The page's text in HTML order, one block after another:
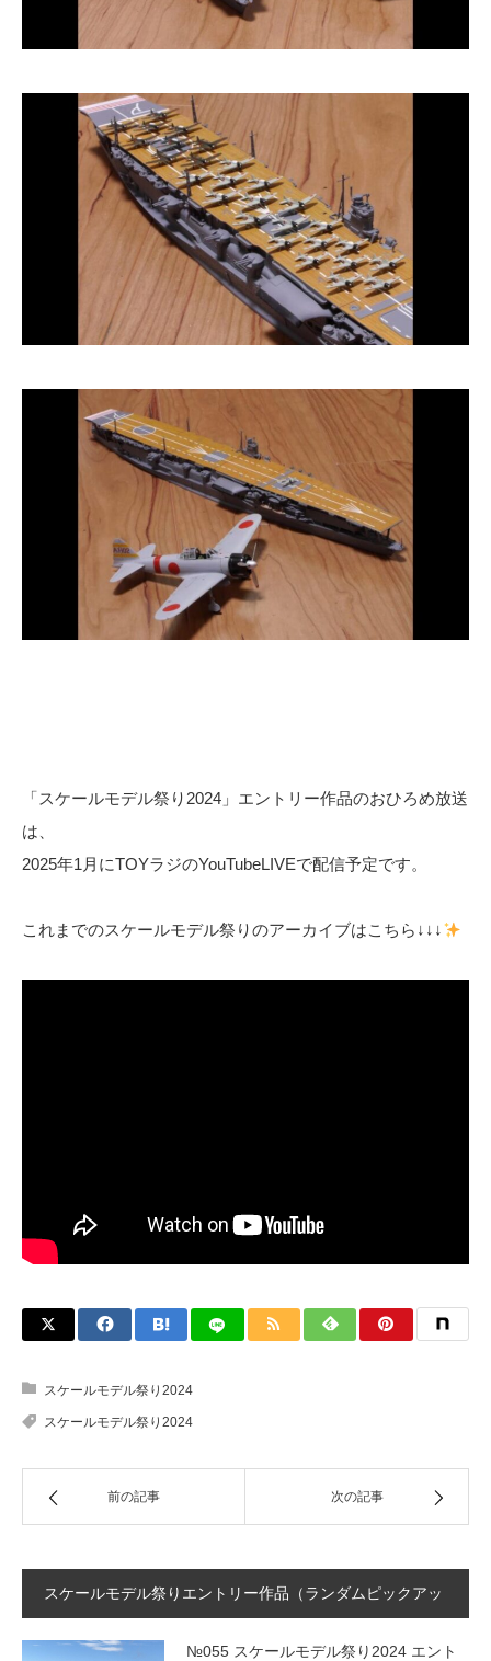
「スケールモデル祭り2024」エントリー作品のおひろめ放送
は、
2025年1月にTOYラジのYouTubeLIVEで配信予定です。
これまでのスケールモデル祭りのアーカイブはこちら↓↓↓
スケールモデル祭り2024
スケールモデル祭り2024
前の記事 次の記事
スケールモデル祭りエントリー作品（ランダムピックアッ
プ）
№055 スケールモデル祭り2024 エント